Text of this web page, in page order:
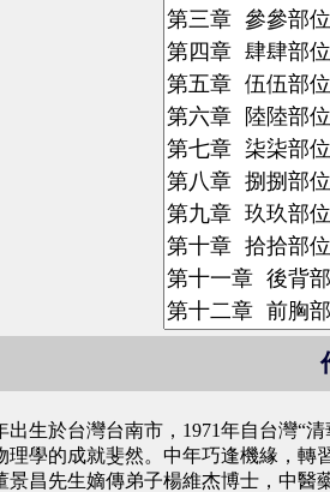
出生於台灣台南市，1971年自台灣“
理學的成就斐然。中年巧逢機緣，
景昌先生嫡傳弟子楊維杰博士，中